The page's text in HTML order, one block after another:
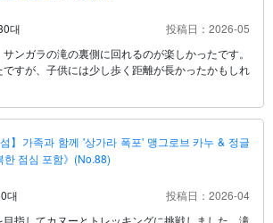
대
投稿日：2026-05
ンガラの滝の裏側に回れるのが楽しかったです。
すが、子供には少し歩く距離が長かったかもしれ
】가족과 함께 '상가라 폭포' 맹그로브 카누 & 정글
한 점심 포함》(No.88)
대
投稿日：2026-04
指してカヌーとトレッキングに挑戦しました。滝